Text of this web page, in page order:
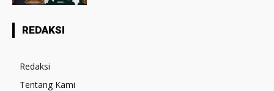
REDAKSI
Redaksi
Tentang Kami